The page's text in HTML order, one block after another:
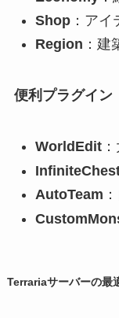
Shop：アイ
Region ：
便利プラグイン
WorldEdit：
AutoTeam
Terrariaサーバーの最